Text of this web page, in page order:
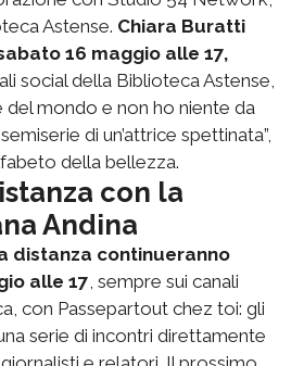
Astense. Chiara Buratti
16 maggio alle 17,
social della Biblioteca Astense,
del mondo e non ho niente da
di un’attrice spettinata”,
della bellezza.
con la
Andina
distanza continueranno
alle 17 , sempre sui canali
con Passepartout chez toi: gli
serie di incontri direttamente